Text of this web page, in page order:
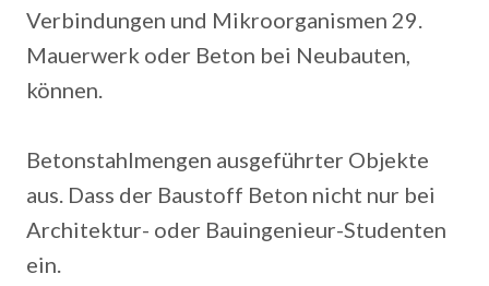
Verbindungen und Mikroorganismen 29.
Mauerwerk oder Beton bei Neubauten,
können.
Betonstahlmengen ausgeführter Objekte
aus. Dass der Baustoff Beton nicht nur bei
Architektur- oder Bauingenieur-Studenten
ein.